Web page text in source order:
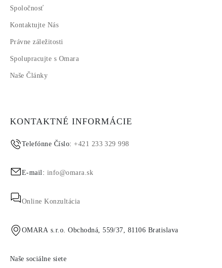
Spoločnosť
Kontaktujte Nás
Právne záležitosti
Spolupracujte s Omara
Naše Články
KONTAKTNÉ INFORMÁCIE
Telefónne Číslo:+421 233 329 998
E-mail: info@omara.sk
Online Konzultácia
OMARA s.r.o. Obchodná, 559/37, 81106 Bratislava
Naše sociálne siete